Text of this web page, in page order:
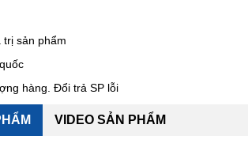
trị sản phẩm
hàng. Đổi trả SP lỗi
VIDEO SẢN PHẨM